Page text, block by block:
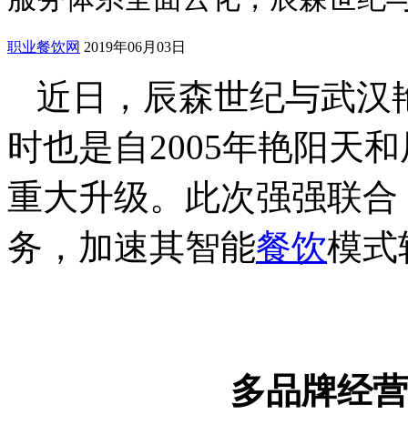
职业餐饮网 2019年06月03日
近日，辰森世纪与武汉
时也是自2005年艳阳天
重大升级。此次强强联
务，加速其智能餐饮模式
多品牌经